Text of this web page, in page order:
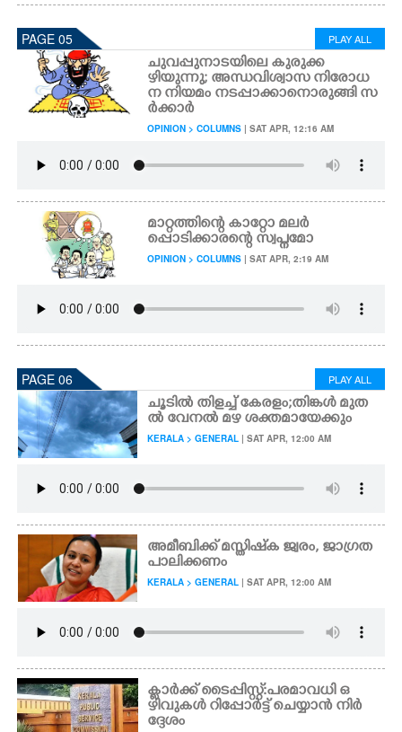
PAGE 05 PLAY ALL
ചുവപ്പുനാടയിലെ കുരുക്ക
ഴിയുന്നു; അന്ധവിശ്വാസ നിരോധ
ന നിയമം നടപ്പാക്കാനൊരുങ്ങി സ
ർക്കാർ
OPINION > COLUMNS | SAT APR, 12:16 AM
മാറ്റത്തിന്റെ കാറ്റോ മലർ
പ്പൊടിക്കാരന്റെ സ്വപ്നമോ
OPINION > COLUMNS | SAT APR, 2:19 AM
PAGE 06 PLAY ALL
ചൂടിൽ തിളച്ച് കേരളം;തിങ്കൾ മുത
ൽ വേനൽ മഴ ശക്തമായേക്കും
KERALA > GENERAL | SAT APR, 12:00 AM
അമീബിക്ക് മസ്തിഷ്‌ക ജ്വരം, ജാഗ്രത
പാലിക്കണം
KERALA > GENERAL | SAT APR, 12:00 AM
ക്ലാർക്ക് ടൈപ്പിസ്റ്റ്:പരമാവധി ഒ
ഴിവുകൾ റിപ്പോർട്ട് ചെയ്യാൻ നിർ
ദ്ദേശം